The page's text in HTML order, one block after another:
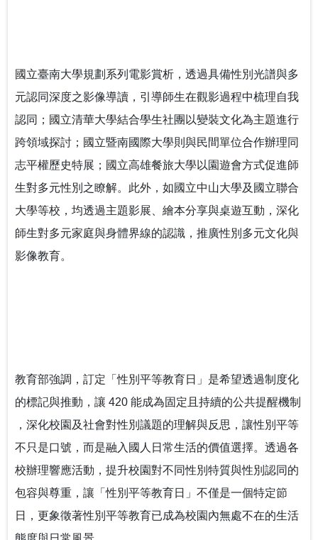
國立臺南大學規劃系列電影賞析，透過具備性別光譜與多
元認同深度之影像導讀，引導師生在觀影過程中梳理自我
認同；國立清華大學結合學生社團以變裝文化為主題進行
跨領域探討；國立暨南國際大學則與民間單位合作辦理同
志平權歷史特展；國立高雄餐旅大學以園遊會方式促進師
生對多元性別之瞭解。此外，如國立中山大學及國立聯合
大學等校，均透過主題影展、繪本分享與桌遊互動，深化
師生對多元家庭與身體界線的認識，推廣性別多元文化與
影像教育。
教育部強調，訂定「性別平等教育日」是希望透過制度化
的標記與推動，讓 420 能成為固定且持續的公共提醒機制
，深化校園及社會對性別議題的理解與反思，讓性別平等
不只是口號，而是融入國人日常生活的價值選擇。透過各
校辦理響應活動，提升校園對不同性別特質與性別認同的
包容與尊重，讓「性別平等教育日」不僅是一個特定節
日，更象徵著性別平等教育已成為校園內無處不在的生活